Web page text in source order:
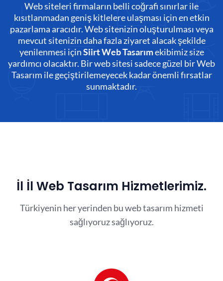
Web siteleri firmaların belli coğrafi sınırlar ile
kısıtlanmadan geniş kitlelere ulaşması için en etkin
pazarlama aracıdır. Web sitenizin oluşturulması veya
mevcut sitenizin daha fazla ziyaret alacak şekilde
yenilenmesi içinSiirt Web Tasarımekibimiz size
yardımcı olacaktır. Bir web sitesi sadece güzel bir Web
Tasarım ile geçiştirilemeyecek kadar önemli fırsatlar
sunmaktadır.
İl İl Web Tasarım Hizmetlerimiz.
Türkiyenin her yerinden bu web tasarım hizmeti
sağlıyoruz sağlıyoruz.